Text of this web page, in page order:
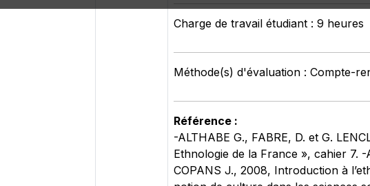
Charge de travail étudiant : 9 heures
Méthode(s) d'évaluation : Compte-
Référence :
-ALTHABE G., FABRE, D. et G.
Ethnologie de la France », cahier 7.
COPANS J., 2008, Introduction à